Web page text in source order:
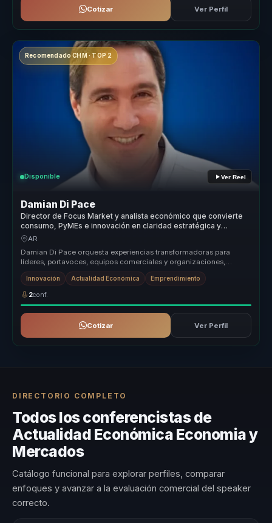
Cotizar Ver Perfil
Recomendado CHM · TOP 2
Disponible Ver Reel
Damian Di Pace
Director de Focus Market y analista económico que convierte
consumo, PyMEs e innovación en claridad estratégica y
mejores decisiones comerciales para líderes.
AR
Damian Di Pace orquesta experiencias transformadoras para
líderes, portavoces, equipos comerciales y organizaciones,
permitiéndoles dejar...
Innovación Actualidad Económica Emprendimiento
2conf.
Cotizar Ver Perfil
DIRECTORIO COMPLETO
Todos los conferencistas de
Actualidad Económica Economia y
Mercados
Catálogo funcional para explorar perfiles, comparar
enfoques y avanzar a la evaluación comercial del speaker
correcto.